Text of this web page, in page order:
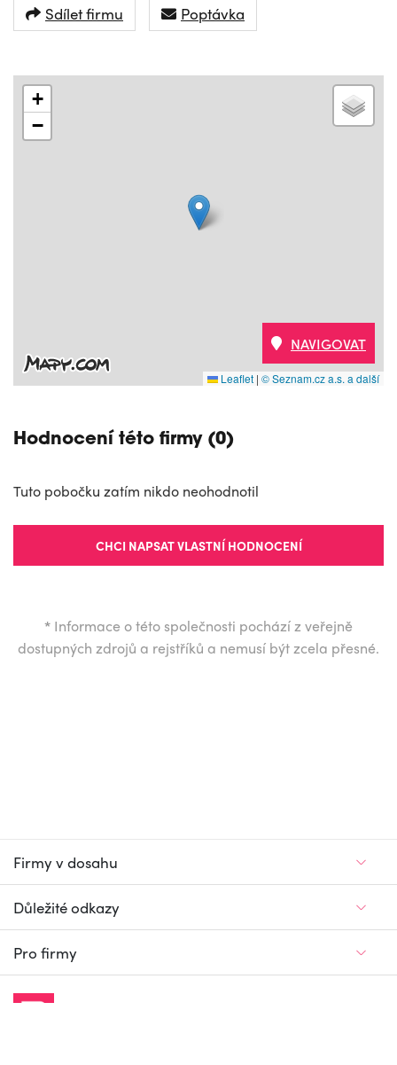
Sdílet firmu Poptávka
+
−
Leaflet | © Seznam.cz a.s. a další
NAVIGOVAT
Hodnocení této firmy (0)
Tuto pobočku zatím nikdo neohodnotil
CHCI NAPSAT VLASTNÍ HODNOCENÍ
* Informace o této společnosti pochází z veřejně
dostupných zdrojů a rejstříků a nemusí být zcela přesné.
Firmy v dosahu
Důležité odkazy
Pro firmy